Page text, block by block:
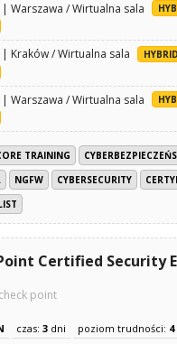
Warszawa / Wirtualna sala
Kraków / Wirtualna sala
HYBRID
Warszawa / Wirtualna sala
TRAINING
NGFW CYBERSECURITY
Certified Security
point
czas: 3dni poziom trudności: 4